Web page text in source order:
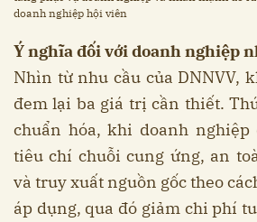
doanh nghiệp hội viên
Ý nghĩa đối với doanh nghiệp
Nhìn từ nhu cầu của DNNVV,
đem lại ba giá trị cần thiết.
chuẩn hóa, khi doanh nghiệp
tiêu chí chuỗi cung ứng, an
và truy xuất nguồn gốc theo
áp dụng, qua đó giảm chi phí